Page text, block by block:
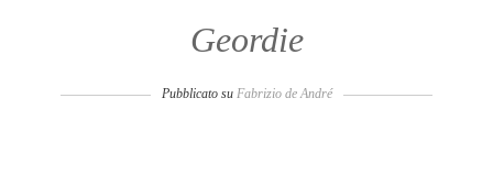
Geordie
Pubblicato su Fabrizio de André